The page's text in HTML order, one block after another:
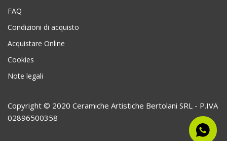
FAQ
Condizioni di acquisto
Acquistare Online
Cookies
Note legali
Copyright © 2020 Ceramiche Artistiche Bertolani SRL - P.IVA
02896500358